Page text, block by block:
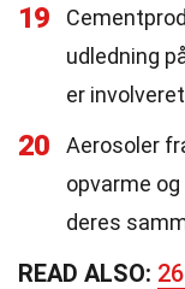
19
udledning
er
20
Aerosoler
opvarme
deres
READ ALSO: